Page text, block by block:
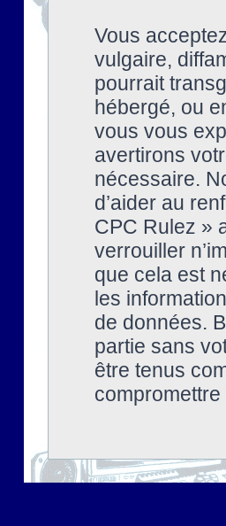
Vous
vulgaire,
pourrait
hébergé, ou
vous vous
avertirons
nécessaire.
d’aider au
CPC Rulez »
verrouiller
que cela est
les
de données.
partie sans
être tenus